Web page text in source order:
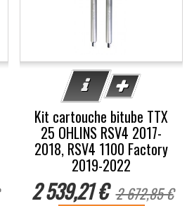
Kit cartouche bitube TTX
25 OHLINS RSV4 2017-
2018, RSV4 1100 Factory
2019-2022
2 539,21 € 2 672,85 €